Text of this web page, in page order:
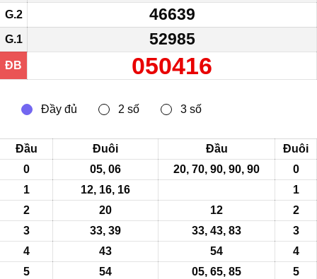
G.2 46639
G.1 52985
ĐB 050416
Đầu
Đuôi
0
05, 06
1
12, 16, 16
2
20
3
33, 39
4
43
5
54
Đầu
Đuôi
20, 70, 90, 90, 90
0
1
12
2
33, 43, 83
3
54
4
05, 65, 85
5